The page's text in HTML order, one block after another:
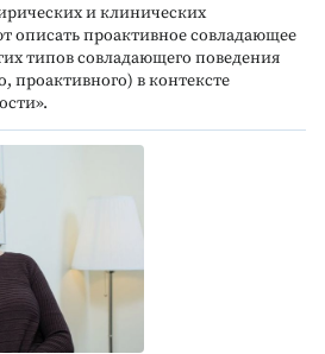
и клинических
описать проактивное совладающее
типов совладающего поведения
проактивного) в контексте